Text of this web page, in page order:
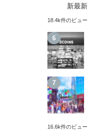
新最新
18.4k件のビュー
16.6k件のビュー